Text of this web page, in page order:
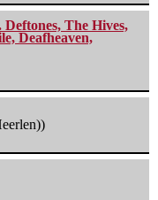
The Hives,
Deafheaven,